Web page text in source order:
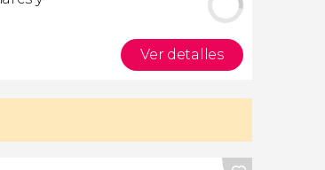
Ver detalles